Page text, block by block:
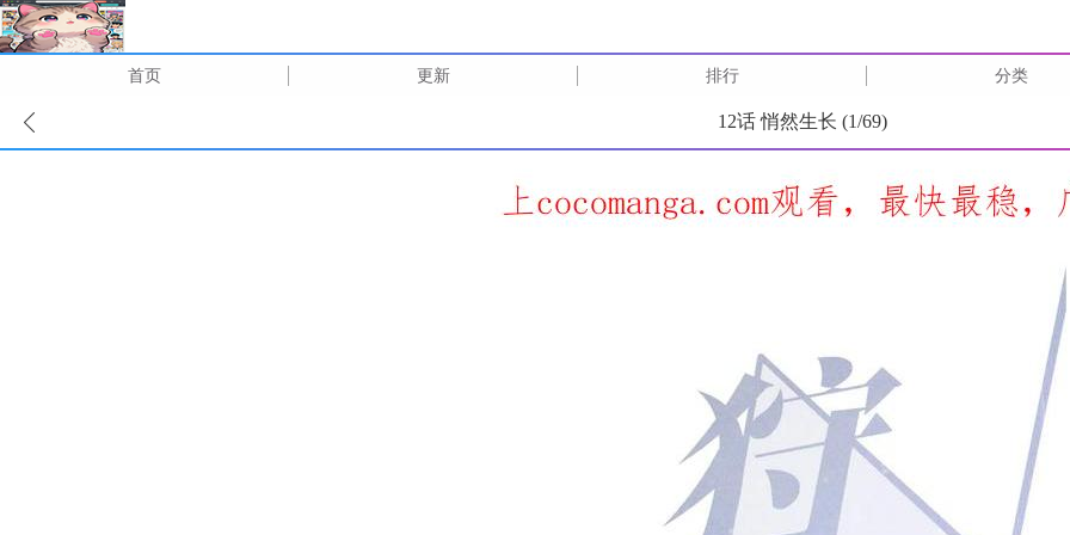
首页 更新 排行 分类
12话 悄然生长 (1/69)